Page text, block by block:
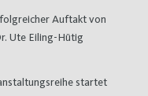
Auftakt von
Ute Eiling-Hütig
startet